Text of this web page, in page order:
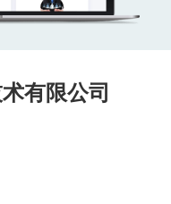
有限公司